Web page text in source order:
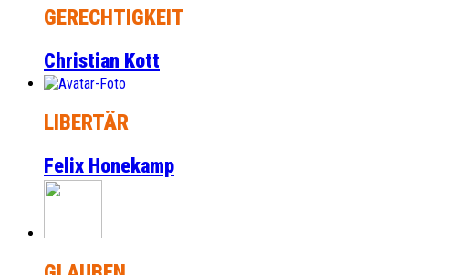
GERECHTIGKEIT
Christian Kott
LIBERTÄR
Felix Honekamp